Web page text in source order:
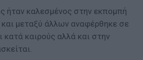
ήταν καλεσμένος στην εκπομπή
και μεταξύ άλλων αναφέρθηκε σε
κατά καιρούς αλλά και στην